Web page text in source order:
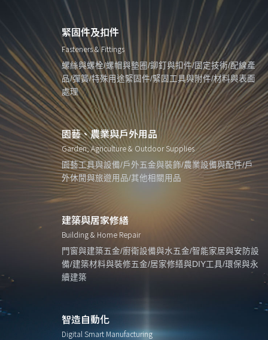
緊固件及扣件
Fasteners & Fittings
螺絲與螺栓/螺帽與墊圈/鉚釘與扣件/固定技術/配線產
品/彈簧/特殊用途緊固件/緊固工具與附件/材料與表面
處理
園藝、農業與戶外用品
Garden, Agriculture & Outdoor Supplies
園藝工具與設備/戶外五金與裝飾/農業設備與配件/戶
外休閒與旅遊用品/其他相關用品
建築與居家修繕
Building & Home Repair
門窗與建築五金/廚衛設備與水五金/智能家居與安防設
備/建築材料與裝修五金/居家修繕與DIY工具/環保與永
續建築
智造自動化
Digital Smart Manufacturing